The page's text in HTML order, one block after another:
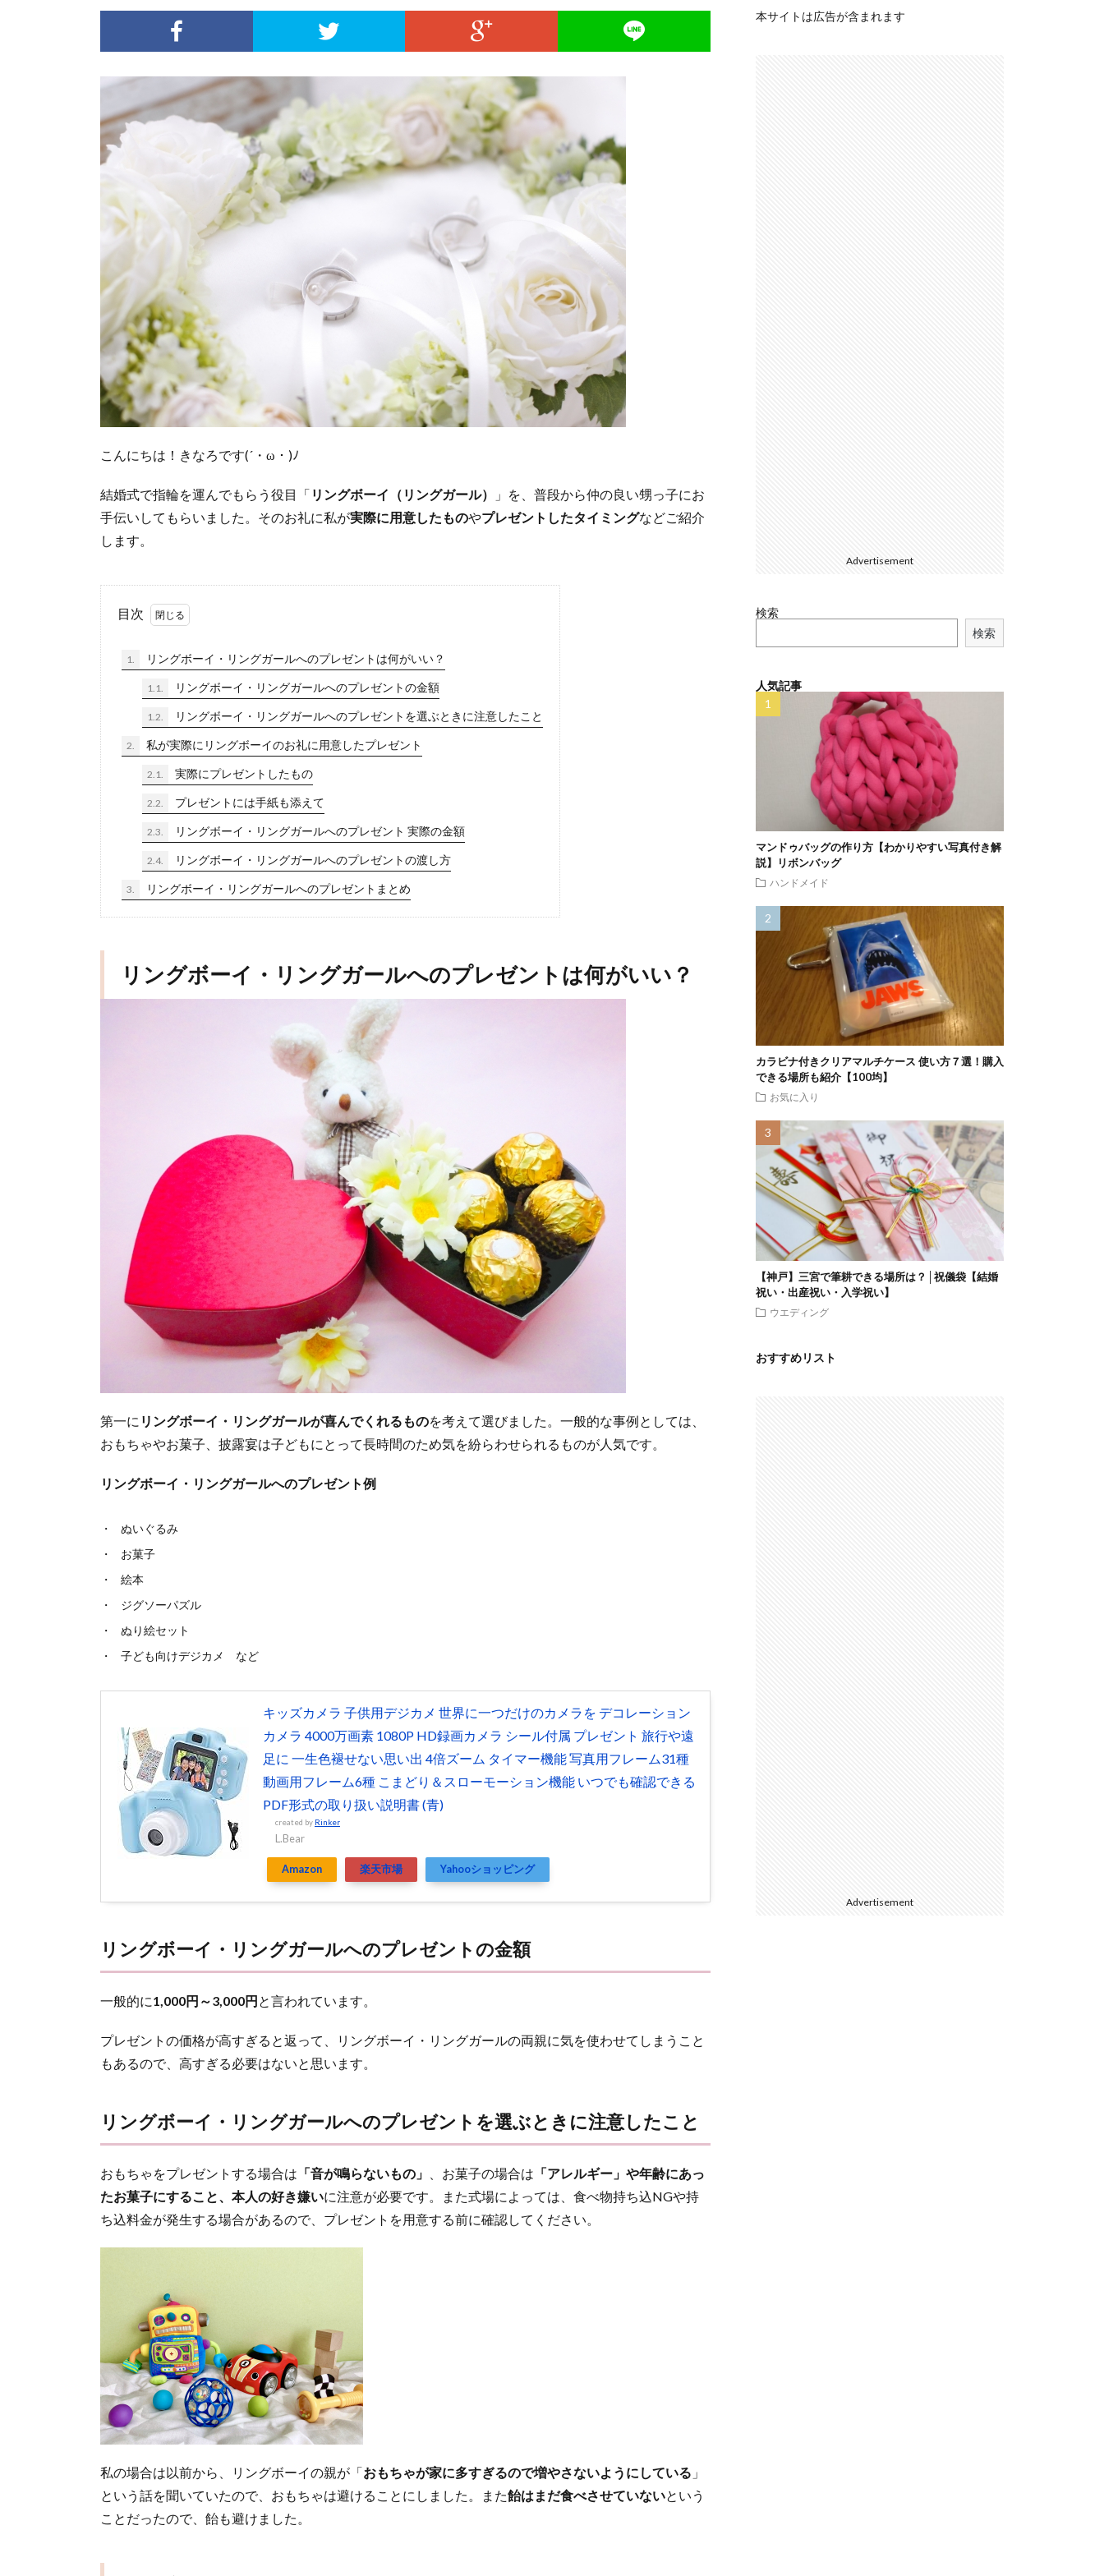
こんにちは！きなろです(´・ω・)ﾉ
結婚式で指輪を運んでもらう役目「 リングボーイ（リングガール）
」を、普段から仲の良い甥っ子にお
手伝いしてもらいました。そのお礼に私が実際に用意したものやプレゼントしたタイミングなどご紹介
します。
目次
1. リングボーイ・リングガールへのプレゼントは何がいい？
1.1. リングボーイ・リングガールへのプレゼントの金額
1.2. リングボーイ・リングガールへのプレゼントを選ぶときに注意したこと
2. 私が実際にリングボーイのお礼に用意したプレゼント
2.1. 実際にプレゼントしたもの
2.2. プレゼントには手紙も添えて
2.3. リングボーイ・リングガールへのプレゼント 実際の金額
2.4. リングボーイ・リングガールへのプレゼントの渡し方
3. リングボーイ・リングガールへのプレゼントまとめ
リングボーイ・リングガールへのプレゼントは何がいい？
第一に リングボーイ・リングガールが喜んでくれるものを考えて選びました。一般的な事例としては、
おもちゃやお菓子、披露宴は子どもにとって長時間のため気を紛らわせられるものが人気です。
リングボーイ・リングガールへのプレゼント例
ぬいぐるみ
お菓子
絵本
ジグソーパズル
ぬり絵セット
子ども向けデジカメ など
キッズカメラ 子供用デジカメ 世界に一つだけのカメラを デコレーション
カメラ 4000万画素 1080P HD録画カメラ シール付属 プレゼント 旅行や遠
足に 一生色褪せない思い出 4倍ズーム タイマー機能 写真用フレーム31種
動画用フレーム6種 こまどり＆スローモーション機能 いつでも確認できる
PDF形式の取り扱い説明書 (青)
created by Rinker
L.Bear
Amazon 楽天市場 Yahooショッピング
リングボーイ・リングガールへのプレゼントの金額
一般的に1,000円～3,000円 と言われています。
プレゼントの価格が高すぎると返って、リングボーイ・リングガールの両親に気を使わせてしまうこと
もあるので、高すぎる必要はないと思います。
リングボーイ・リングガールへのプレゼントを選ぶときに注意したこと
おもちゃをプレゼントする場合は 「音が鳴らないもの」 、お菓子の場合は 「アレルギー」や年齢にあっ
たお菓子にすること、本人の好き嫌いに注意が必要です。また式場によっては、食べ物持ち込NGや持
ち込料金が発生する場合があるので、プレゼントを用意する前に確認してください。
私の場合は以前から、リングボーイの親が「おもちゃが家に多すぎるので増やさないようにしている 」
という話を聞いていたので、おもちゃは避けることにしました。また飴はまだ食べさせていないという
ことだったので、飴も避けました。
本サイトは広告が含まれます
Advertisement
検索
検索
人気記事
マンドゥバッグの作り方【わかりやすい写真付き解
説】リボンバッグ
ハンドメイド
カラビナ付きクリアマルチケース 使い方７選！購入
できる場所も紹介【100均】
お気に入り
【神戸】三宮で筆耕できる場所は？│祝儀袋【結婚
祝い・出産祝い・入学祝い】
ウエディング
おすすめリスト
Advertisement